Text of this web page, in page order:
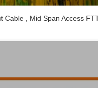
, Mid Span Access